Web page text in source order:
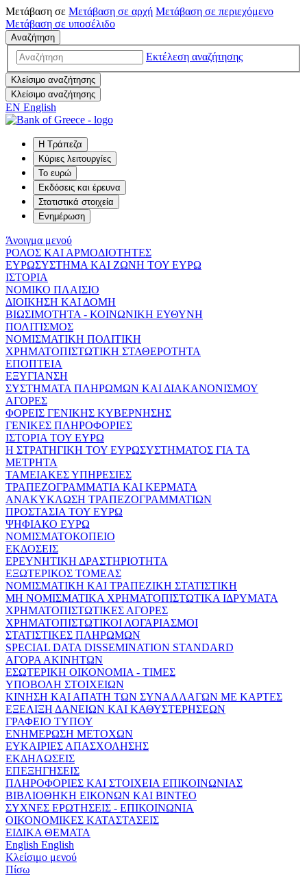
Μετάβαση σε Μετάβαση σε αρχή Μετάβαση σε περιεχόμενο
Μετάβαση σε υποσέλιδο
Αναζήτηση
Εκτέλεση αναζήτησης
Κλείσιμο αναζήτησης
Κλείσιμο αναζήτησης
EN English
Η Τράπεζα
Κύριες λειτουργίες
Το ευρώ
Εκδόσεις και έρευνα
Στατιστικά στοιχεία
Ενημέρωση
Άνοιγμα μενού
ΡΟΛΟΣ ΚΑΙ ΑΡΜΟΔΙΟΤΗΤΕΣ
ΕΥΡΩΣΥΣΤΗΜΑ ΚΑΙ ΖΩΝΗ ΤΟΥ ΕΥΡΩ
ΙΣΤΟΡΙΑ
ΝΟΜΙΚΟ ΠΛΑΙΣΙΟ
ΔΙΟΙΚΗΣΗ ΚΑΙ ΔΟΜΗ
ΒΙΩΣΙΜΟΤΗΤΑ - ΚΟΙΝΩΝΙΚΗ ΕΥΘΥΝΗ
ΠΟΛΙΤΙΣΜΟΣ
ΝΟΜΙΣΜΑΤΙΚΗ ΠΟΛΙΤΙΚΗ
ΧΡΗΜΑΤΟΠΙΣΤΩΤΙΚΗ ΣΤΑΘΕΡΟΤΗΤΑ
ΕΠΟΠΤΕΙΑ
ΕΞΥΓΙΑΝΣΗ
ΣΥΣΤΗΜΑΤΑ ΠΛΗΡΩΜΩΝ ΚΑΙ ΔΙΑΚΑΝΟΝΙΣΜΟΥ
ΑΓΟΡΕΣ
ΦΟΡΕΙΣ ΓΕΝΙΚΗΣ ΚΥΒΕΡΝΗΣΗΣ
ΓΕΝΙΚΕΣ ΠΛΗΡΟΦΟΡΙΕΣ
ΙΣΤΟΡΙΑ ΤΟΥ ΕΥΡΩ
Η ΣΤΡΑΤΗΓΙΚΗ ΤΟΥ ΕΥΡΩΣΥΣΤΗΜΑΤΟΣ ΓΙΑ ΤΑ
ΜΕΤΡΗΤΑ
ΤΑΜΕΙΑΚΕΣ ΥΠΗΡΕΣΙΕΣ
ΤΡΑΠΕΖΟΓΡΑΜΜΑΤΙΑ ΚΑΙ ΚΕΡΜΑΤΑ
ΑΝΑΚΥΚΛΩΣΗ ΤΡΑΠΕΖΟΓΡΑΜΜΑΤΙΩΝ
ΠΡΟΣΤΑΣΙΑ ΤΟΥ ΕΥΡΩ
ΨΗΦΙΑΚΟ ΕΥΡΩ
ΝΟΜΙΣΜΑΤΟΚΟΠΕΙΟ
ΕΚΔΟΣΕΙΣ
ΕΡΕΥΝΗΤΙΚΗ ΔΡΑΣΤΗΡΙΟΤΗΤΑ
ΕΞΩΤΕΡΙΚΟΣ ΤΟΜΕΑΣ
ΝΟΜΙΣΜΑΤΙΚΗ ΚΑΙ ΤΡΑΠΕΖΙΚΗ ΣΤΑΤΙΣΤΙΚΗ
ΜΗ ΝΟΜΙΣΜΑΤΙΚΑ ΧΡΗΜΑΤΟΠΙΣΤΩΤΙΚΑ ΙΔΡΥΜΑΤΑ
ΧΡΗΜΑΤΟΠΙΣΤΩΤΙΚΕΣ ΑΓΟΡΕΣ
ΧΡΗΜΑΤΟΠΙΣΤΩΤΙΚΟΙ ΛΟΓΑΡΙΑΣΜΟΙ
ΣΤΑΤΙΣΤΙΚΕΣ ΠΛΗΡΩΜΩΝ
SPECIAL DATA DISSEMINATION STANDARD
ΑΓΟΡΑ ΑΚΙΝΗΤΩΝ
ΕΣΩΤΕΡΙΚΗ ΟΙΚΟΝΟΜΙΑ - ΤΙΜΕΣ
ΥΠΟΒΟΛΗ ΣΤΟΙΧΕΙΩΝ
ΚΙΝΗΣΗ ΚΑΙ ΑΠΑΤΗ ΤΩΝ ΣΥΝΑΛΛΑΓΩΝ ΜΕ ΚΑΡΤΕΣ
ΕΞΕΛΙΞΗ ΔΑΝΕΙΩΝ ΚΑΙ ΚΑΘΥΣΤΕΡΗΣΕΩΝ
ΓΡΑΦΕΙΟ ΤΥΠΟΥ
ΕΝΗΜΕΡΩΣΗ ΜΕΤΟΧΩΝ
ΕΥΚΑΙΡΙΕΣ ΑΠΑΣΧΟΛΗΣΗΣ
ΕΚΔΗΛΩΣΕΙΣ
ΕΠΕΞΗΓΗΣΕΙΣ
ΠΛΗΡΟΦΟΡΙΕΣ ΚΑΙ ΣΤΟΙΧΕΙΑ ΕΠΙΚΟΙΝΩΝΙΑΣ
ΒΙΒΛΙΟΘΗΚΗ ΕΙΚΟΝΩΝ ΚΑΙ ΒΙΝΤΕΟ
ΣΥΧΝΕΣ ΕΡΩΤΗΣΕΙΣ - ΕΠΙΚΟΙΝΩΝΙΑ
ΟΙΚΟΝΟΜΙΚΕΣ ΚΑΤΑΣΤΑΣΕΙΣ
ΕΙΔΙΚΑ ΘΕΜΑΤΑ
English English
Κλείσιμο μενού
Πίσω